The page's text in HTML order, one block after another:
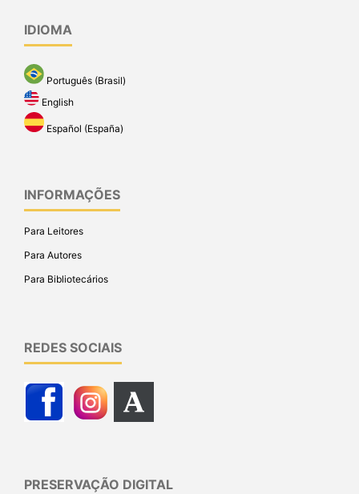
IDIOMA
Português (Brasil)
English
Español (España)
INFORMAÇÕES
Para Leitores
Para Autores
Para Bibliotecários
REDES SOCIAIS
PRESERVAÇÃO DIGITAL